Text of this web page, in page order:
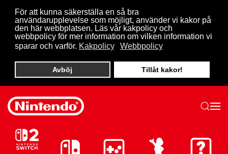
För att kunna säkerställa en så bra
användarupplevelse som möjligt, använder vi kakor på
den här webbplatsen. Läs vår kakpolicy och
webbpolicy för mer information om vilken information vi
sparar och varför. Kakpolicy Webbpolicy
Avböj Tillåt kakor!
Skip to main content